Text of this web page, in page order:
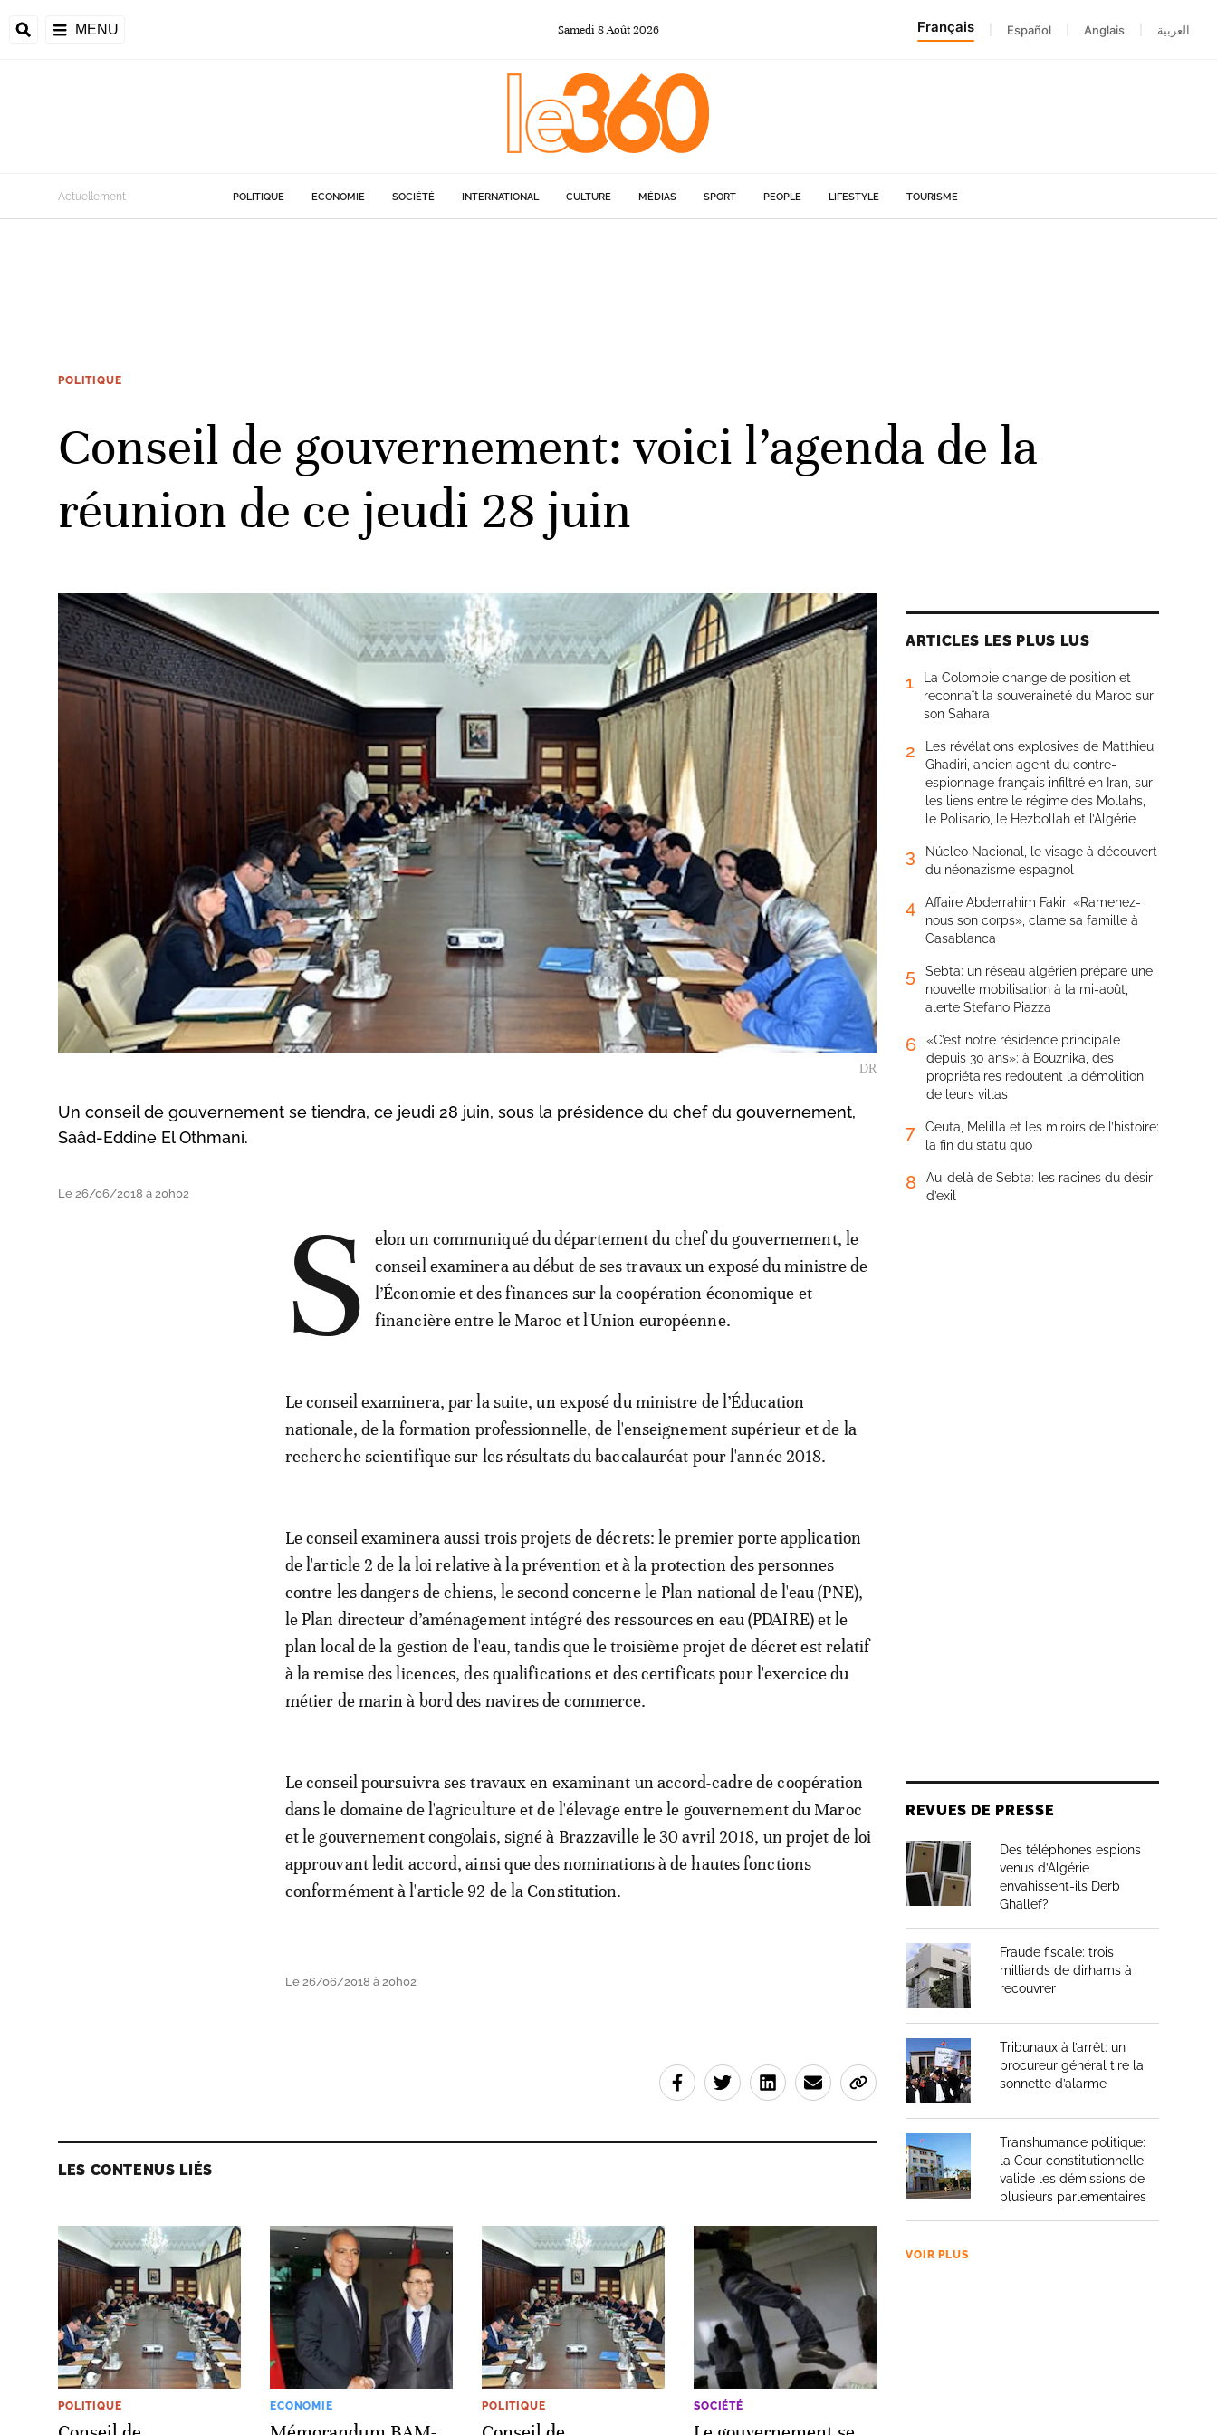
MENU Samedi 8Août2026 Français Español Anglais العربية
Actuellement POLITIQUE ECONOMIE SOCIÉTÉ INTERNATIONAL CULTURE MÉDIAS SPORT PEOPLE LIFESTYLE TOURISME
POLITIQUE
Conseil de gouvernement: voici l’agenda de la
réunion de ce jeudi 28 juin
DR
Un conseil de gouvernement se tiendra, ce jeudi 28 juin, sous la présidence du chef du gouvernement,
Saâd-Eddine El Othmani.
Le 26/06/2018 à 20h02 S
elon un communiqué du département du chef du gouvernement, le
conseil examinera au début de ses travaux un exposé du ministre de
l’Économie et des finances sur la coopération économique et
financière entre le Maroc et l'Union européenne.
Le conseil examinera, par la suite, un exposé du ministre de l’Éducation
nationale, de la formation professionnelle, de l'enseignement supérieur et de la
recherche scientifique sur les résultats du baccalauréat pour l'année 2018.
Le conseil examinera aussi trois projets de décrets: le premier porte application
de l'article 2 de la loi relative à la prévention et à la protection des personnes
contre les dangers de chiens, le second concerne le Plan national de l'eau (PNE),
le Plan directeur d’aménagement intégré des ressources en eau (PDAIRE) et le
plan local de la gestion de l'eau, tandis que le troisième projet de décret est relatif
à la remise des licences, des qualifications et des certificats pour l'exercice du
métier de marin à bord des navires de commerce.
Le conseil poursuivra ses travaux en examinant un accord-cadre de coopération
dans le domaine de l'agriculture et de l'élevage entre le gouvernement du Maroc
et le gouvernement congolais, signé à Brazzaville le 30 avril 2018, un projet de loi
approuvant ledit accord, ainsi que des nominations à de hautes fonctions
conformément à l'article 92 de la Constitution.
Le 26/06/2018 à 20h02
LES CONTENUS LIÉS
POLITIQUE ECONOMIE POLITIQUE SOCIÉTÉ
ARTICLES LES PLUS LUS
1
La Colombie change de position et
reconnaît la souveraineté du Maroc sur
son Sahara
2
Les révélations explosives de Matthieu
Ghadiri, ancien agent du contre-
espionnage français infiltré en Iran, sur
les liens entre le régime des Mollahs,
le Polisario, le Hezbollah et l’Algérie
3
Núcleo Nacional, le visage à découvert
du néonazisme espagnol
4
Affaire Abderrahim Fakir: «Ramenez-
nous son corps», clame sa famille à
Casablanca
5
Sebta: un réseau algérien prépare une
nouvelle mobilisation à la mi-août,
alerte Stefano Piazza
6
«C’est notre résidence principale
depuis 30 ans»: à Bouznika, des
propriétaires redoutent la démolition
de leurs villas
7
Ceuta, Melilla et les miroirs de l’histoire:
la fin du statu quo
8
Au-delà de Sebta: les racines du désir
d’exil
REVUES DE PRESSE
Des téléphones espions
venus d’Algérie
envahissent-ils Derb
Ghallef?
Fraude fiscale: trois
milliards de dirhams à
recouvrer
Tribunaux à l’arrêt: un
procureur général tire la
sonnette d’alarme
Transhumance politique:
la Cour constitutionnelle
valide les démissions de
plusieurs parlementaires
VOIR PLUS